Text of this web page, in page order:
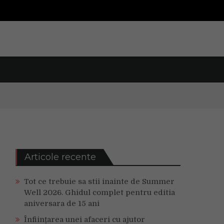
Articole recente
Tot ce trebuie sa stii inainte de Summer
Well 2026. Ghidul complet pentru editia
aniversara de 15 ani
Înființarea unei afaceri cu ajutor